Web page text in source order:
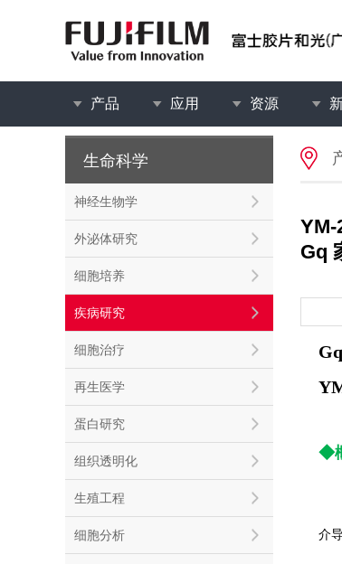
产品 应用 资源
生命科学
神经生物学
外泌体研究
细胞培养
疾病研究
细胞治疗
再生医学
蛋白研究
组织透明化
生殖工程
细胞分析
YM-
Gq
◆
本
在
介
本